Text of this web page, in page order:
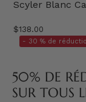
Scyler Blanc
$138.00
- 30 % de
50% DE
SUR TOUS